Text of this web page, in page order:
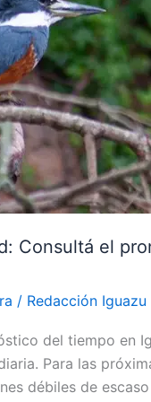
Consultá el
/ Redacción Iguazu
del tiempo en
Para las
débiles de